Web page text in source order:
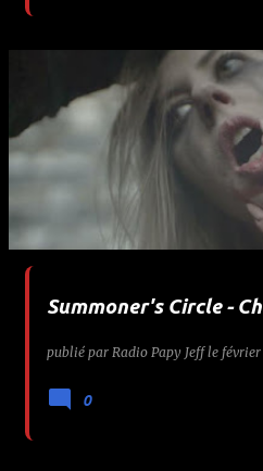
Summoner's Circle -
publié par Radio Papy Jeff le
0